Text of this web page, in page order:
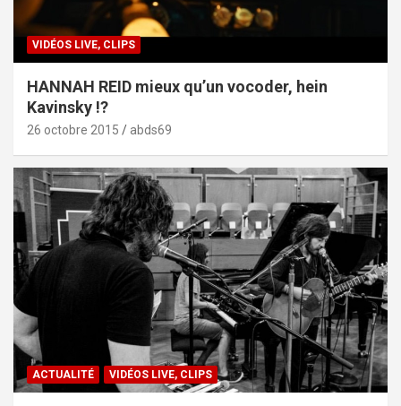
VIDÉOS LIVE, CLIPS
HANNAH REID mieux qu’un vocoder, hein
Kavinsky !?
26 octobre 2015 abds69
ACTUALITÉ VIDÉOS LIVE, CLIPS